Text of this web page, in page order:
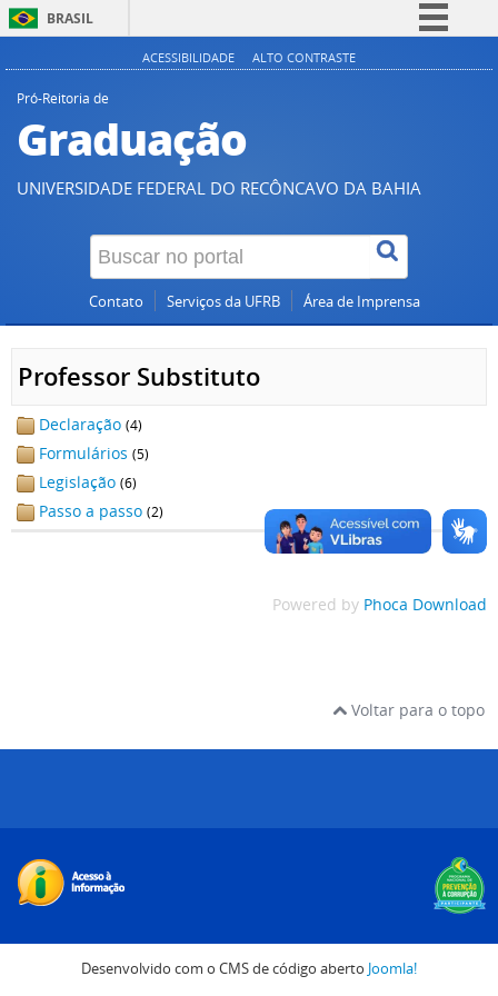
BRASIL
Simplifique!
Legislação
Canais
ACESSIBILIDADE ALTO CONTRASTE
Pró-Reitoria de
Graduação
UNIVERSIDADE FEDERAL DO RECÔNCAVO DA BAHIA
Contato Serviços da UFRB Área de Imprensa
Professor Substituto
Declaração (4)
Formulários (5)
Legislação (6)
Passo a passo (2)
Powered by Phoca Download
Voltar para o topo
Desenvolvido com o CMS de código aberto Joomla!